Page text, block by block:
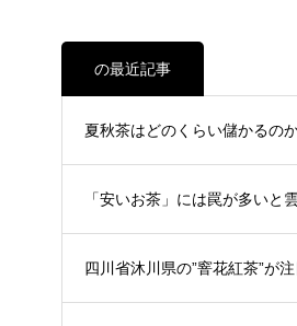
の最近記事
夏秋茶はどのくらい儲かるの
「安いお茶」には罠が多いと
四川省沐川県の”窨花紅茶”が